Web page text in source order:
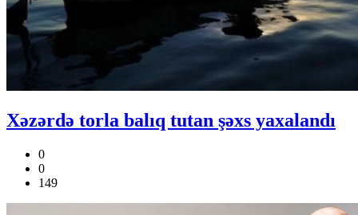
Xəzərdə torla balıq tutan şəxs yaxalandı
0
0
149